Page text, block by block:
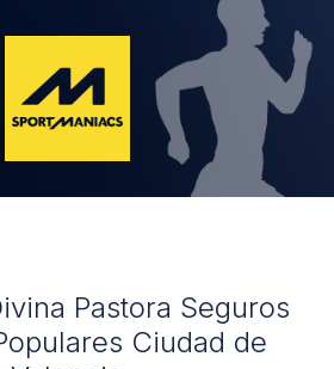
Pastora Seguros
Ciudad de